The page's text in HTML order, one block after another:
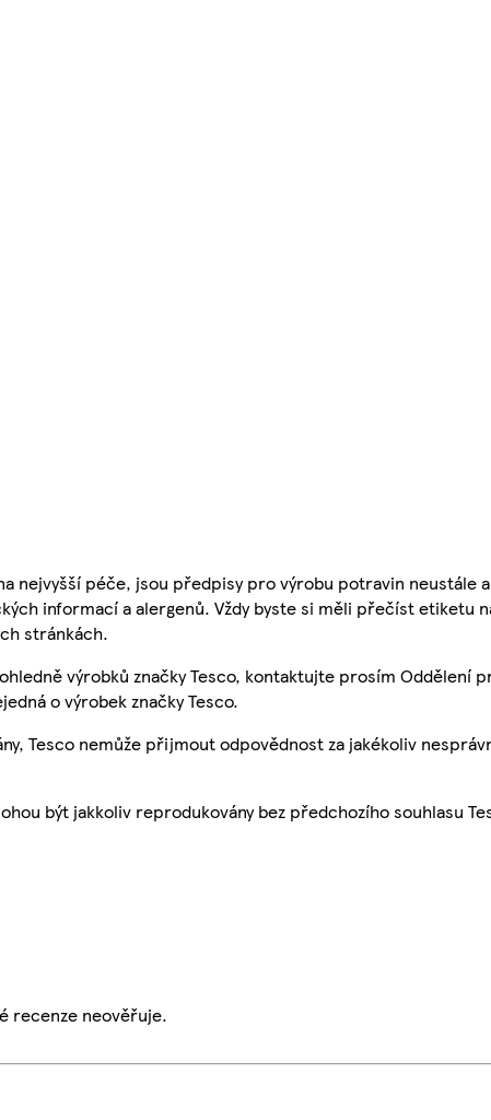
nejvyšší péče, jsou předpisy pro výrobu potravin neustále
informací a alergenů. Vždy byste si měli přečíst etiketu
stránkách.
výrobků značky Tesco, kontaktujte prosím Oddělení
o výrobek značky Tesco.
Tesco nemůže přijmout odpovědnost za jakékoliv
být jakkoliv reprodukovány bez předchozího souhlasu
recenze neověřuje.